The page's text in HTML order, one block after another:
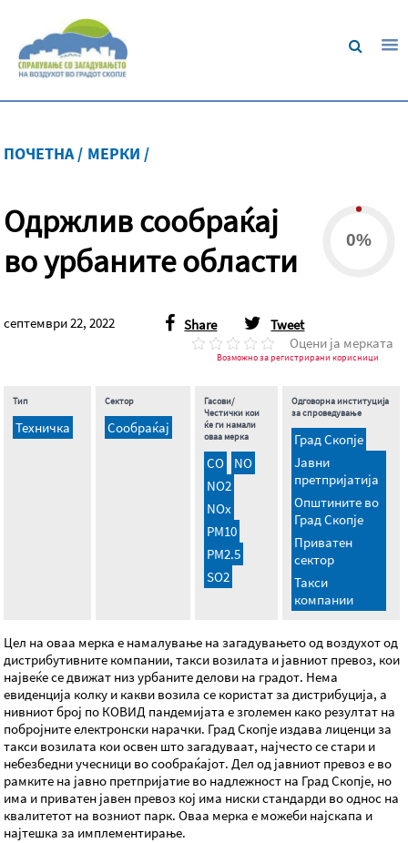
ПОЧЕТНА / МЕРКИ /
Одржлив сообраќај
во урбаните области
0%
септември 22, 2022 Share
Tweet
Оцени ја мерката
Возможно за регистрирани корисници
Тип
Техничка
Сектор
Сообраќај
Гасови/
Честички кои
ќе ги намали
оваа мерка
CO
NO
NO2
NOx
PM10
PM2.5
SO2
Одговорна институција
за спроведување
Град Скопје
Јавни
претпријатија
Општините во
Град Скопје
Приватен
сектор
Такси
компании
Цел на оваа мерка е намалување на загадувањето од воздухот од
дистрибутивните компании, такси возилата и јавниот превоз, кои
највеќе се движат низ урбаните делови на градот. Нема
евиденција колку и какви возила се користат за дистрибуција, а
нивниот број по КОВИД пандемијата е зголемен како резултат на
побројните електронски нарачки. Град Скопје издава лиценци за
такси возилата кои освен што загадуваат, најчесто се стари и
небезбедни учесници во сообраќајот. Дел од јавниот превоз е во
рамките на јавно претпријатие во надлежност на Град Скопје, но
има и приватен јавен превоз кој има ниски стандарди во однос на
квалитетот на возниот парк. Оваа мерка е можеби најскапа и
најтешка за имплементирање.